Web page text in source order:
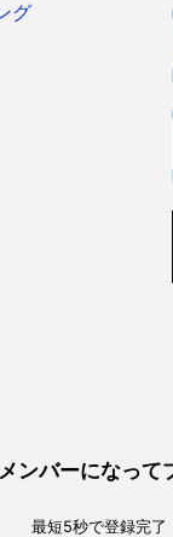
グ
ンバーになっ
最短5秒で登録完了